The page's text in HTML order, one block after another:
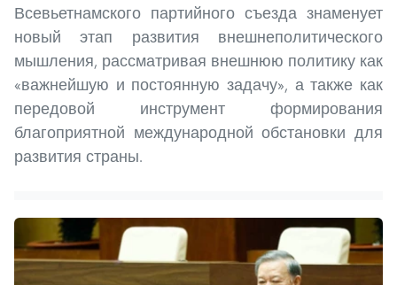
Всевьетнамского партийного съезда знаменует
новый этап развития внешнеполитического
мышления, рассматривая внешнюю политику как
«важнейшую и постоянную задачу», а также как
передовой инструмент формирования
благоприятной международной обстановки для
развития страны.